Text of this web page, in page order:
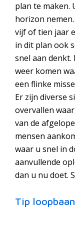
plan te maken.
horizon
vijf of tien jaar
in dit plan ook
snel aan
weer komen
een flinke
Er zijn diverse
overvallen
van de
mensen
waar u snel in
aanvullende
dan u nu doet.
Tip